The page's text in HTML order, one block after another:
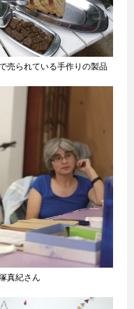
売られている手作りの製品
真紀さん